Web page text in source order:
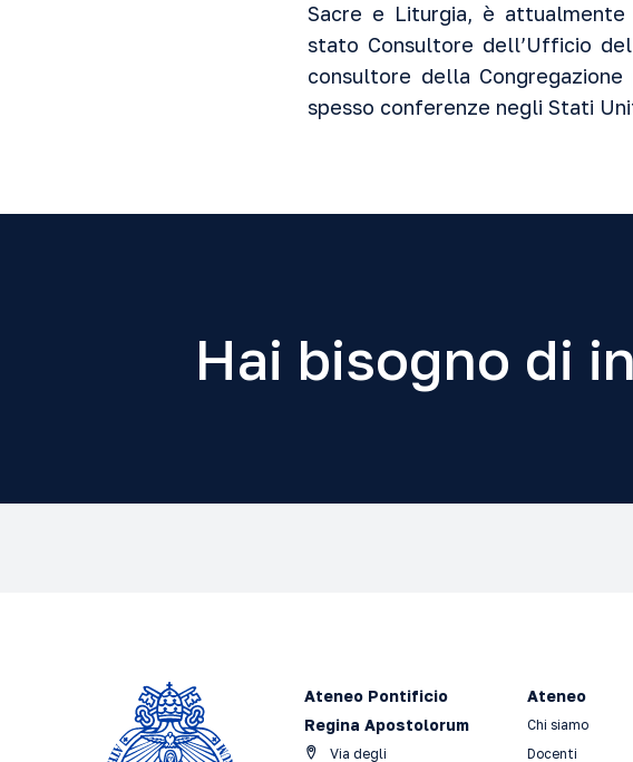
Sacre e Liturgia, è
stato Consultore dell’Ufficio
consultore della
spesso conferenze negli Stati
Hai bisogno di
Ateneo Pontificio
Regina Apostolorum
Via degli
Ateneo
Chi siamo
Docenti